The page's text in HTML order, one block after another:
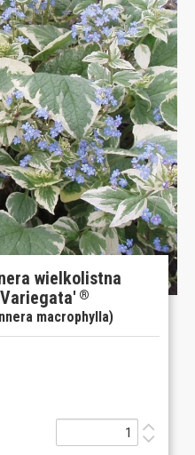
wielkolistna
®
macrophylla)